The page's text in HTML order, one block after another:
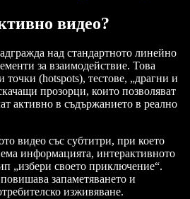
видео?
над стандартното линейно
за взаимодействие. Това
точки (hotspots), тестове, „драгни и
прозорци, които позволяват
активно в съдържанието в реално
видео със субтитри, при което
информацията, интерактивното
„избери своето приключение“.
запаметяването и
изживяване.